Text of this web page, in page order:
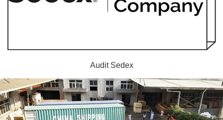
Audit Sedex